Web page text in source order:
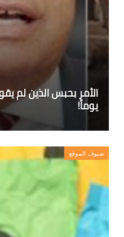
يوماً!
ضيوف الموقع